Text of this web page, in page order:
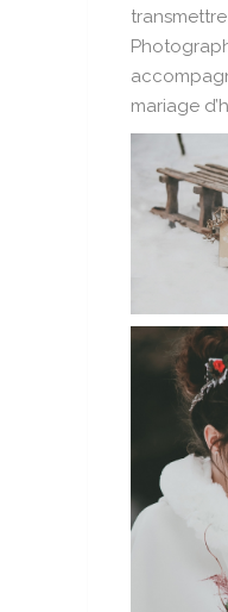
mariage